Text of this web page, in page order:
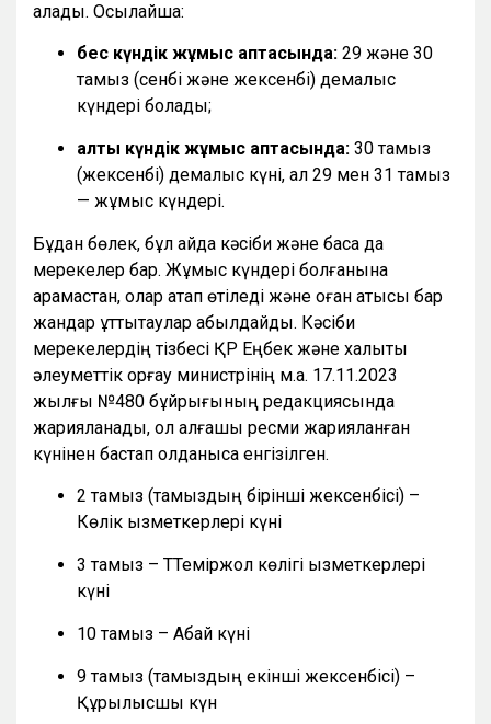
қалады. Осылайша:
бес күндік жұмыс аптасында: 29 және 30
тамыз (сенбі және жексенбі) демалыс
күндері болады;
алты күндік жұмыс аптасында: 30 тамыз
(жексенбі) демалыс күні, ал 29 мен 31 тамыз
— жұмыс күндері.
Бұдан бөлек, бұл айда кәсіби және басқа да
мерекелер бар. Жұмыс күндері болғанына
қарамастан, олар атап өтіледі және оған қатысы бар
жандар құттықтаулар қабылдайды. Кәсіби
мерекелердің тізбесі ҚР Еңбек және халықты
әлеуметтік қорғау министрінің м.а. 17.11.2023
жылғы №480 бұйрығының редакциясында
жарияланады, ол алғашқы ресми жарияланған
күнінен бастап қолданысқа енгізілген.
2 тамыз (тамыздың бірінші жексенбісі) –
Көлік қызметкерлері күні
3 тамыз – ТТеміржол көлігі қызметкерлері
күні
10 тамыз – Абай күні
9 тамыз (тамыздың екінші жексенбісі) –
Құрылысшы күн